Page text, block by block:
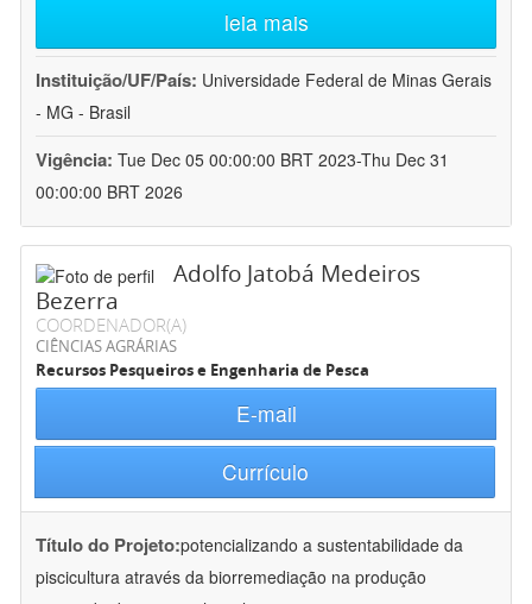
leia mais
Instituição/UF/País: Universidade Federal de Minas Gerais
- MG - Brasil
Vigência: Tue Dec 05 00:00:00 BRT 2023-Thu Dec 31
00:00:00 BRT 2026
Adolfo Jatobá Medeiros
Bezerra
COORDENADOR(A)
CIÊNCIAS AGRÁRIAS
Recursos Pesqueiros e Engenharia de Pesca
E-mail
Currículo
Título do Projeto:potencializando a sustentabilidade da
piscicultura através da biorremediação na produção